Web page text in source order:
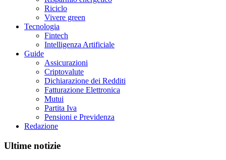
Riciclo
Vivere green
Tecnologia
Fintech
Intelligenza Artificiale
Guide
Assicurazioni
Criptovalute
Dichiarazione dei Redditi
Fatturazione Elettronica
Mutui
Partita Iva
Pensioni e Previdenza
Redazione
Ultime notizie